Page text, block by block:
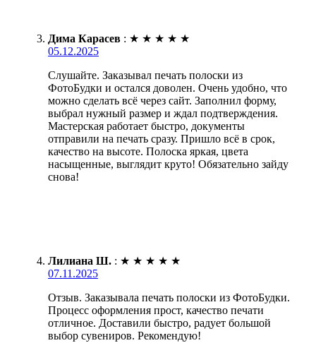
Дима Карасев : ★ ★ ★ ★ ★
05.12.2025
Слушайте. Заказывал печать полоски из
ФотоБудки и остался доволен. Очень удобно, что
можно сделать всё через сайт. Заполнил форму,
выбрал нужный размер и ждал подтверждения.
Мастерская работает быстро, документы
отправили на печать сразу. Пришло всё в срок,
качество на высоте. Полоска яркая, цвета
насыщенные, выглядит круто! Обязательно зайду
снова!
Лилиана Ш. : ★ ★ ★ ★ ★
07.11.2025
Отзыв. Заказывала печать полоски из ФотоБудки.
Процесс оформления прост, качество печати
отличное. Доставили быстро, радует большой
выбор сувениров. Рекомендую!